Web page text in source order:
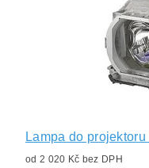
Lampa do
od 2 020 Kč bez DPH